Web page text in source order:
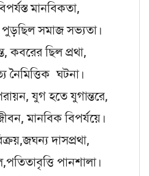
মানবিকতা,
সমাজ সভ্যতা।
কবরের ছিল প্রথা,
নৈমিত্তিক ঘটনা।
যুগ হতে যুগান্তরে,
মানবিক বিপর্যয়ে।
দাসপ্রথা,
পানশালা।